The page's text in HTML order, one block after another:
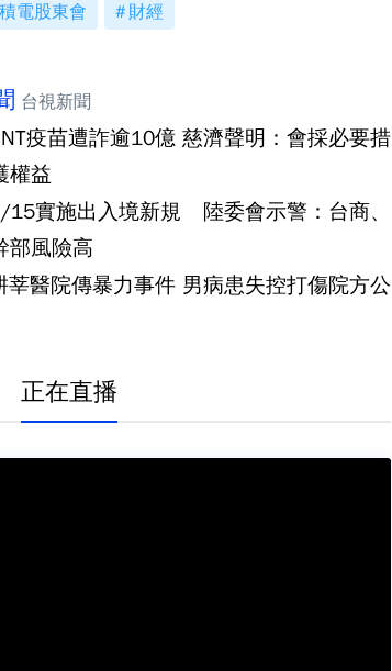
電股東會 財經
台視新聞
疫苗遭詐逾10億 慈濟聲明：會採必要措
權益
15實施出入境新規 陸委會示警：台商、
部風險高
莘醫院傳暴力事件 男病患失控打傷院方公
正在直播